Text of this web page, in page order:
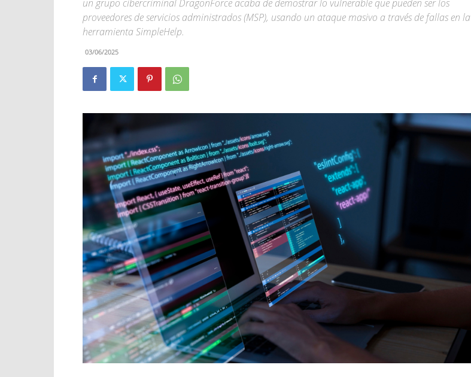
un grupo cibercriminal DragonForce acaba de demostrar lo vulnerable que pueden ser los
proveedores de servicios administrados (MSP), usando un ataque masivo a través de fallas en la
herramienta SimpleHelp.
03/06/2025